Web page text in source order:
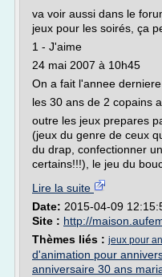
va voir aussi dans le
jeux pour les soirés, ça
1 - J'aime
24 mai 2007 à 10h45
On a fait l'annee derniere
les 30 ans de 2 copains
outre les jeux prepares
(jeux du genre de ceux
du drap, confectionner
certains!!!), le jeu du
Lire la suite
Date: 2015-04-09
Site : http://
Thèmes liés : jeux pour
d'animation pour
anniversaire 30 ans